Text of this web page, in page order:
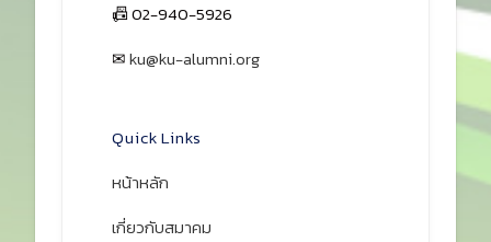
📠 02-940-5926
✉ku@ku-alumni.org
Quick Links
หน้าหลัก
เกี่ยวกับสมาคม